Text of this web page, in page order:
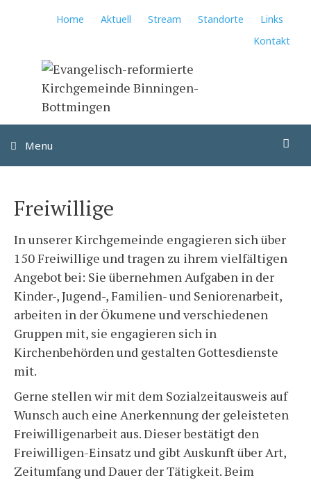
Home Aktuell Stream Standorte
Links
Kontakt
Menu
Freiwillige
In unserer Kirchgemeinde engagieren sich über
150 Freiwillige und tragen zu ihrem vielfältigen
Angebot bei: Sie übernehmen Aufgaben in der
Kinder-, Jugend-, Familien- und Seniorenarbeit,
arbeiten in der Ökumene und verschiedenen
Gruppen mit, sie engagieren sich in
Kirchenbehörden und gestalten Gottesdienste
mit.
Gerne stellen wir mit dem Sozialzeitausweis auf
Wunsch auch eine Anerkennung der geleisteten
Freiwilligenarbeit aus. Dieser bestätigt den
Freiwilligen-Einsatz und gibt Auskunft über Art,
Zeitumfang und Dauer der Tätigkeit. Beim